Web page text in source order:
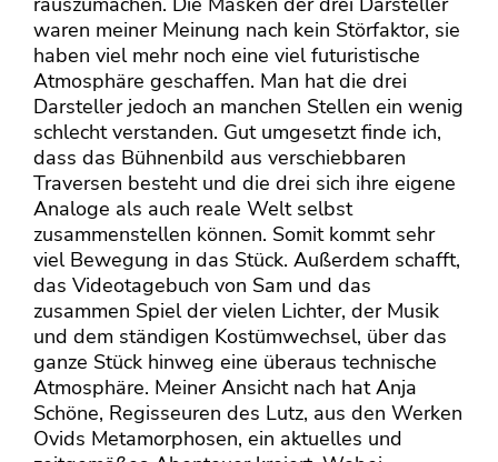
waren meiner Meinung nach kein Störfaktor, sie
haben viel mehr noch eine viel futuristische
Atmosphäre geschaffen. Man hat die drei
Darsteller jedoch an manchen Stellen ein wenig
schlecht verstanden. Gut umgesetzt finde ich,
dass das Bühnenbild aus verschiebbaren
Traversen besteht und die drei sich ihre eigene
Analoge als auch reale Welt selbst
zusammenstellen können. Somit kommt sehr
viel Bewegung in das Stück. Außerdem schafft,
das Videotagebuch von Sam und das
zusammen Spiel der vielen Lichter, der Musik
und dem ständigen Kostümwechsel, über das
ganze Stück hinweg eine überaus technische
Atmosphäre. Meiner Ansicht nach hat Anja
Schöne, Regisseuren des Lutz, aus den Werken
Ovids Metamorphosen, ein aktuelles und